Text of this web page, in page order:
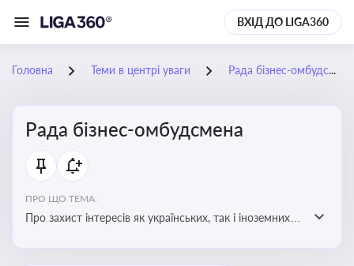
ВХІД ДО LIGA360
Головна Теми в центрі уваги Рада бізнес-омбудсмена
Рада бізнес-омбудсмена
ПРО ЩО ТЕМА:
Про захист інтересів як українських, так і іноземних